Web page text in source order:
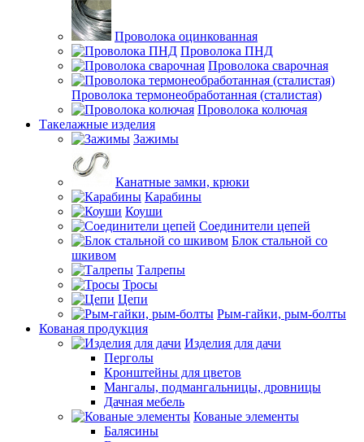
Проволока оцинкованная
Проволока ПНД
Проволока сварочная
Проволока термонеобработанная (сталистая)
Проволока колючая
Такелажные изделия
Зажимы
Канатные замки, крюки
Карабины
Коуши
Соединители цепей
Блок стальной со
шкивом
Талрепы
Тросы
Цепи
Рым-гайки, рым-болты
Кованая продукция
Изделия для дачи
Перголы
Кронштейны для цветов
Мангалы, подмангальницы, дровницы
Дачная мебель
Кованые элементы
Балясины